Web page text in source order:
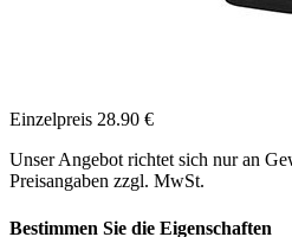
Einzelpreis 28.90 €
Unser Angebot richtet sich nur an
Preisangaben zzgl. MwSt.
Bestimmen Sie die Eigenschaften